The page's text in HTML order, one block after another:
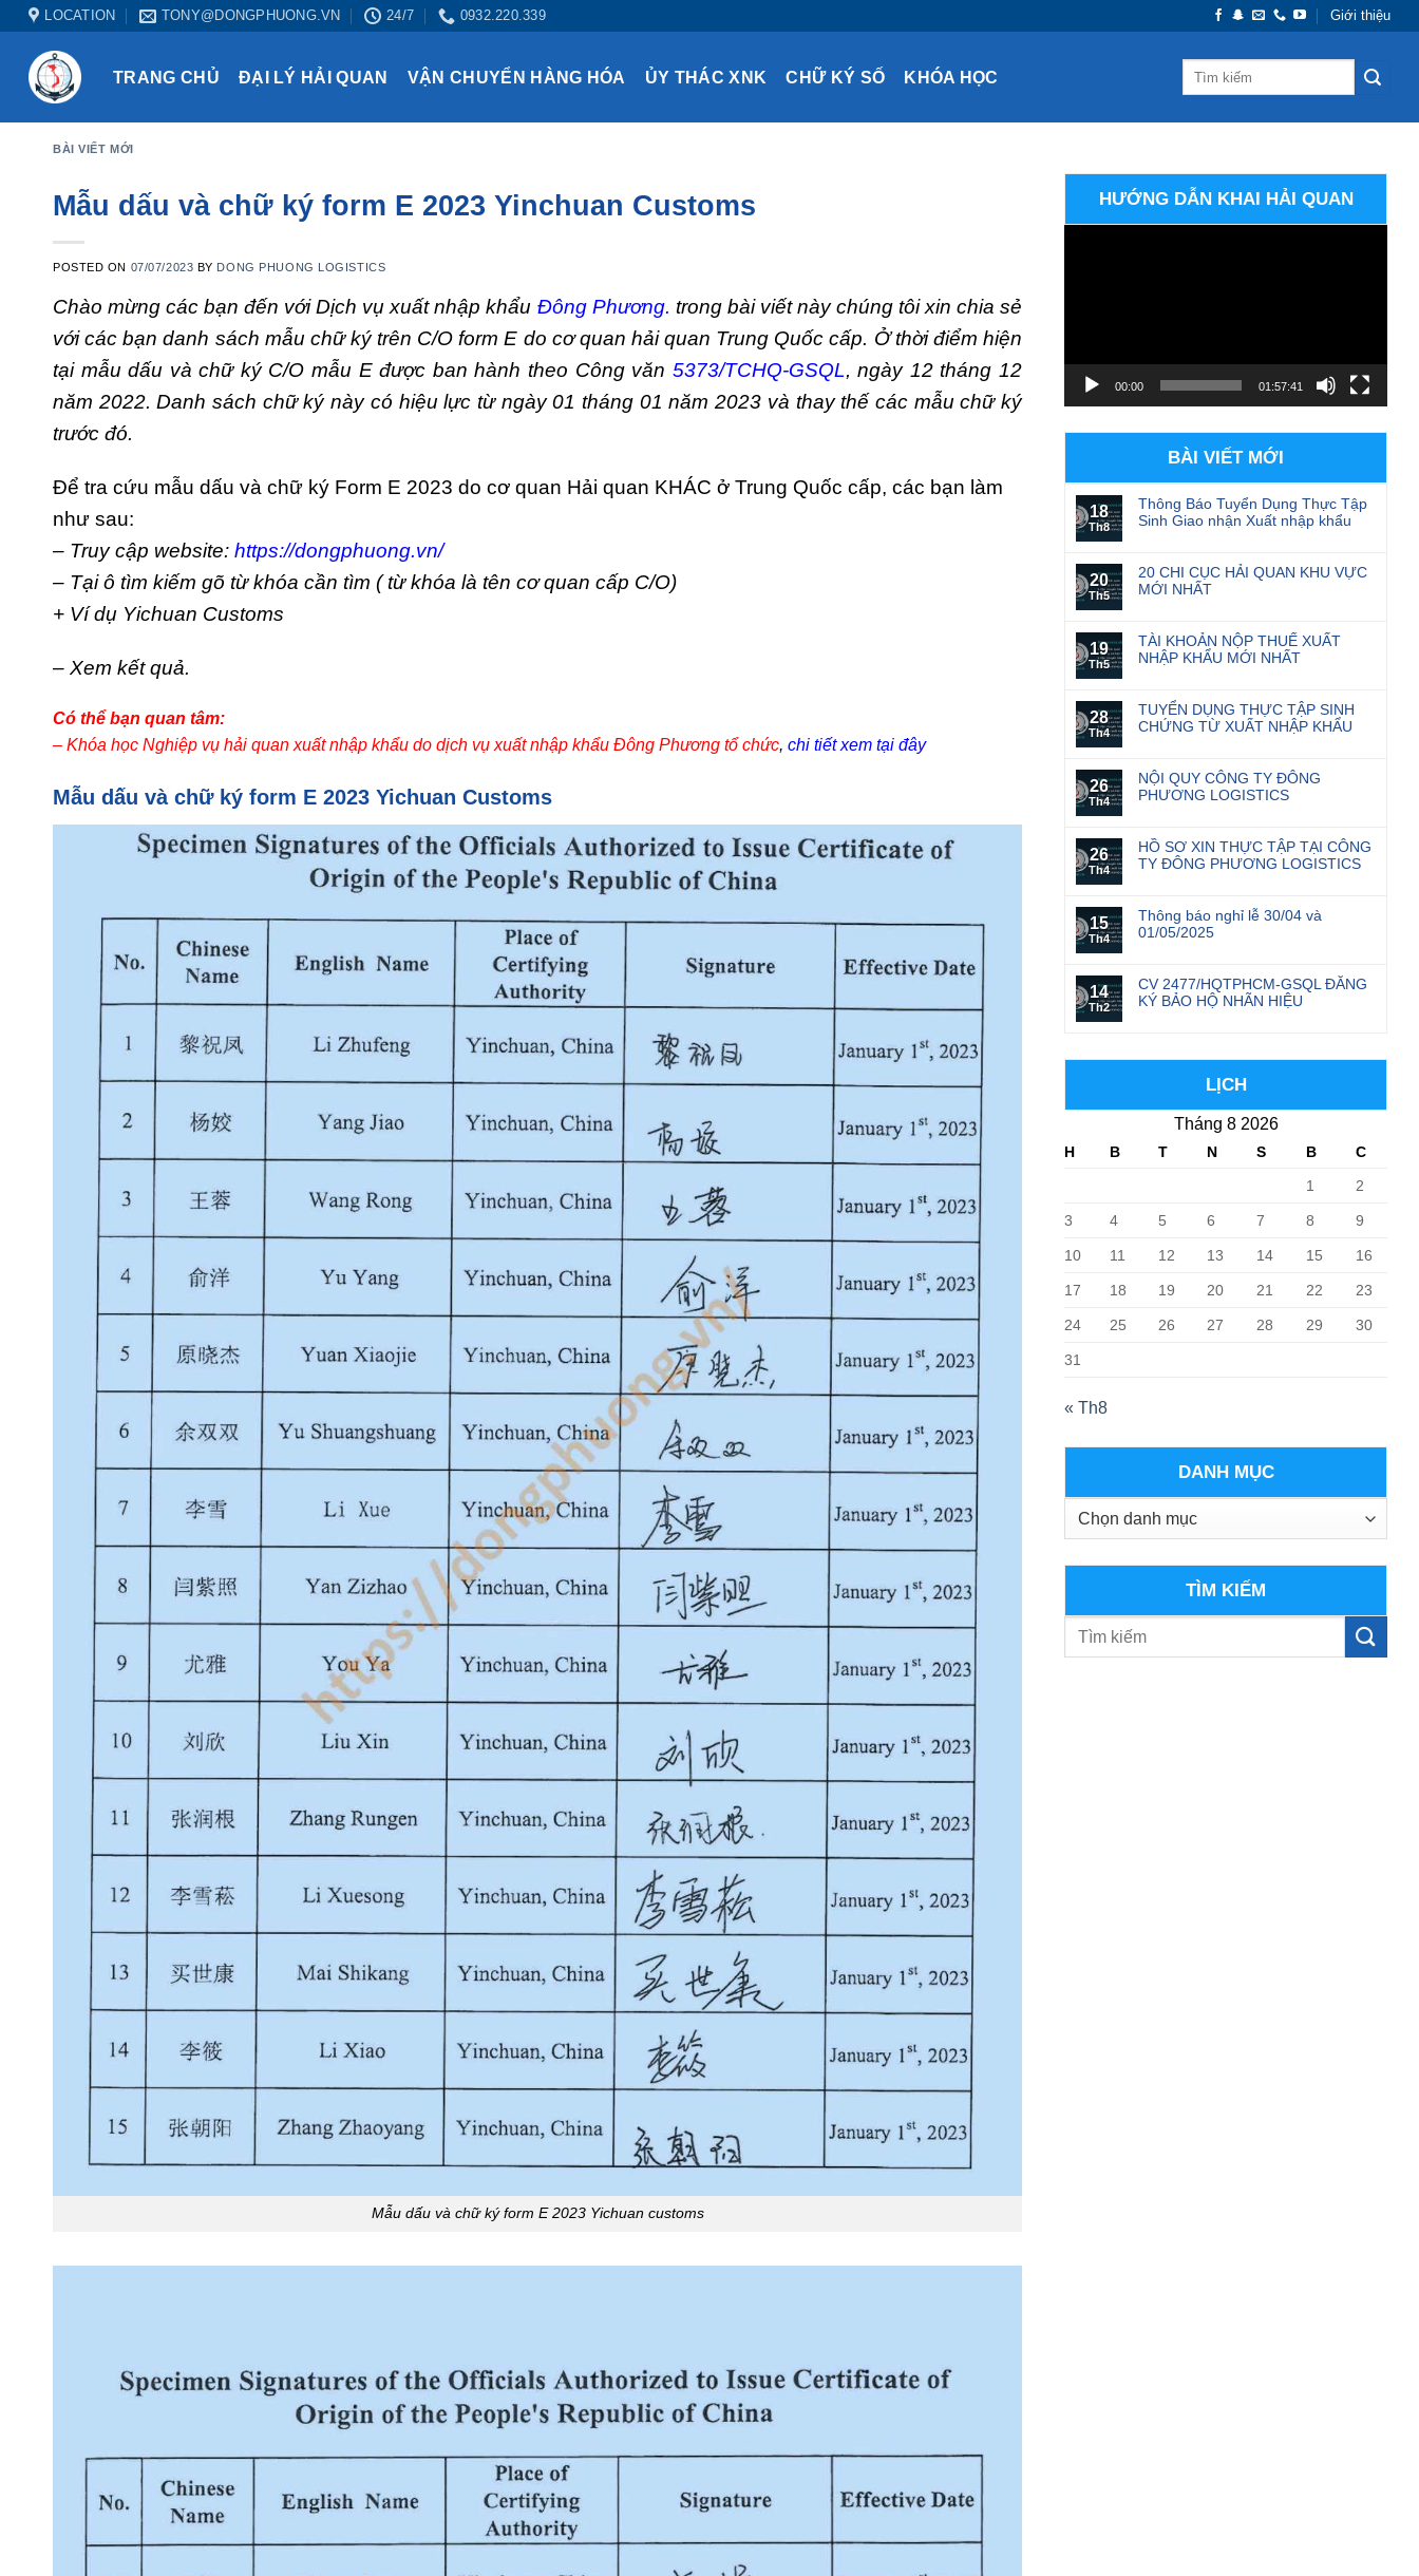
Skip
content
LOCATION TONY@DONGPHUONG.VN 24/7 0932.220.339 Giới thiệu
TRANG CHỦ ĐẠI LÝ HẢI QUAN VẬN CHUYỂN HÀNG HÓA ỦY THÁC XNK CHỮ KÝ SỐ KHÓA HỌC
BÀI VIẾT MỚI
Mẫu dấu và chữ ký form E 2023 Yinchuan Customs
POSTED ON 07/07/2023 BY DONG PHUONG LOGISTICS
Chào mừng các bạn đến với Dịch vụ xuất nhập khẩu Đông Phương. trong bài viết này chúng tôi xin chia sẻ
với các bạn danh sách mẫu chữ ký trên C/O form E do cơ quan hải quan Trung Quốc cấp. Ở thời điểm hiện
tại mẫu dấu và chữ ký C/O mẫu E được ban hành theo Công văn 5373/TCHQ-GSQL, ngày 12 tháng 12
năm 2022. Danh sách chữ ký này có hiệu lực từ ngày 01 tháng 01 năm 2023 và thay thế các mẫu chữ ký
trước đó.
Để tra cứu mẫu dấu và chữ ký Form E 2023 do cơ quan Hải quan KHÁC ở Trung Quốc cấp, các bạn làm
như sau:
– Truy cập website: https://dongphuong.vn/
– Tại ô tìm kiếm gõ từ khóa cần tìm ( từ khóa là tên cơ quan cấp C/O)
+ Ví dụ Yichuan Customs
– Xem kết quả.
Có thể bạn quan tâm:
– Khóa học Nghiệp vụ hải quan xuất nhập khẩu do dịch vụ xuất nhập khẩu Đông Phương tổ chức, chi tiết xem tại đây
Mẫu dấu và chữ ký form E 2023 Yichuan Customs
Mẫu dấu và chữ ký form E 2023 Yichuan customs
HƯỚNG DẪN KHAI HẢI QUAN
00:00 01:57:41
BÀI VIẾT MỚI
18
Th8
Thông Báo Tuyển Dụng Thực Tập
Sinh Giao nhận Xuất nhập khẩu
20
Th5
20 CHI CỤC HẢI QUAN KHU VỰC
MỚI NHẤT
19
Th5
TÀI KHOẢN NỘP THUẾ XUẤT
NHẬP KHẨU MỚI NHẤT
28
Th4
TUYỂN DỤNG THỰC TẬP SINH
CHỨNG TỪ XUẤT NHẬP KHẨU
26
Th4
NỘI QUY CÔNG TY ĐÔNG
PHƯƠNG LOGISTICS
26
Th4
HỒ SƠ XIN THỰC TẬP TẠI CÔNG
TY ĐÔNG PHƯƠNG LOGISTICS
15
Th4
Thông báo nghỉ lễ 30/04 và
01/05/2025
14
Th2
CV 2477/HQTPHCM-GSQL ĐĂNG
KÝ BẢO HỘ NHÃN HIỆU
LỊCH
Tháng 8 2026
H B T N S B
C
1
2
3 4 5 6 7 8 9
10 11 12 13 14 15 16
17 18 19 20 21 22 23
24 25 26 27 28 29 30
31
« Th8
DANH MỤC
Danh
TÌM KIẾM